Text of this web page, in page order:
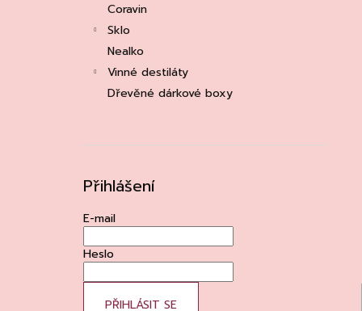
Coravin
Sklo
Nealko
Vinné destiláty
Dřevěné dárkové boxy
Přihlášení
E-mail
Heslo
PŘIHLÁSIT SE